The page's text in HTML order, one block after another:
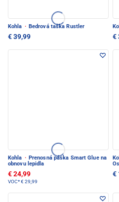
Kohla · Bedrová taška Rustler
€ 39,99 €
Kohla · Prenosná páska Smart Glue na
obnovu lepidla
€ 24,99
VOC*€ 29,99
€